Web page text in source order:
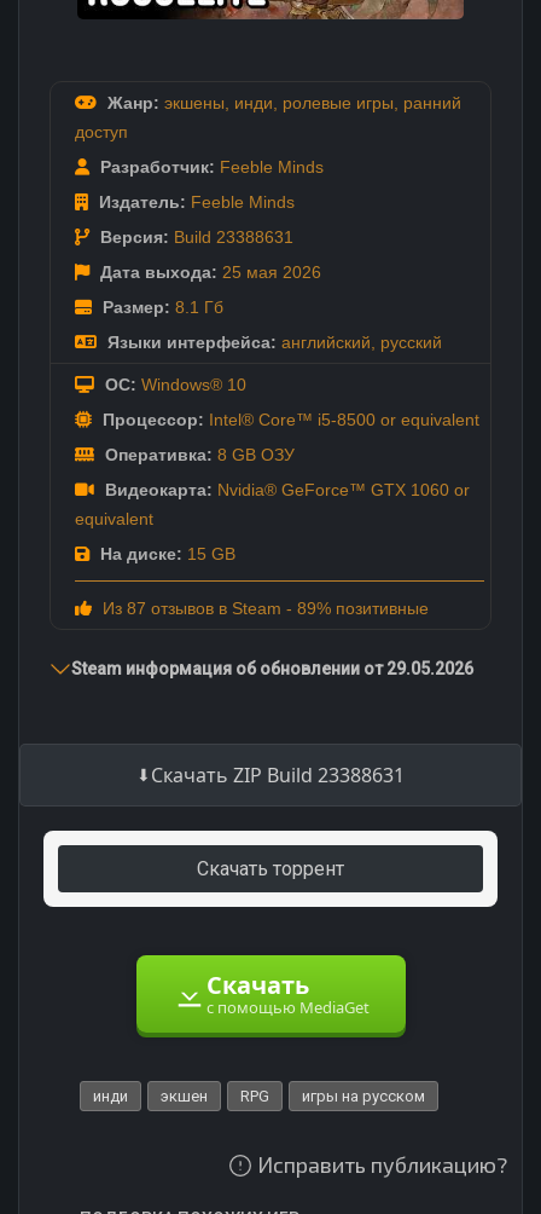
Жанр: экшены инди ролевые игры
ранний
доступ
Разработчик: Feeble Minds
Издатель: Feeble Minds
Версия: Build 23388631
Дата выхода: 25 мая 2026
Размер: 8.1 Гб
Языки интерфейса: английский русский
ОС: Windows® 10
Процессор: Intel® Core™ i5-8500 or equivalent
Оперативка: 8 GB ОЗУ
Видеокарта: Nvidia® GeForce™ GTX 1060 or
equivalent
На диске: 15 GB
Из 87 отзывов в Steam - 89% позитивные
Steam информация об обновлении от 29.05.2026
Скачать ZIP Build 23388631
Скачать торрент
Скачать
с помощью MediaGet
инди экшен RPG игры на русском
Исправить публикацию?